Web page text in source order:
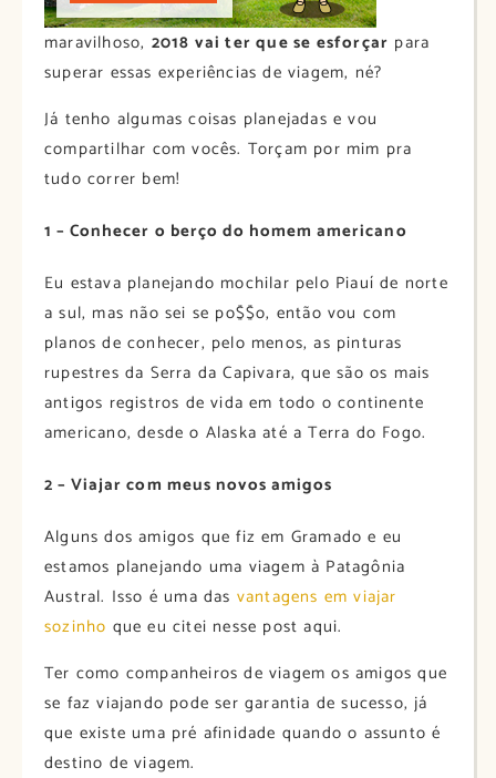
maravilhoso, 2018 vai ter que se esforçar para
superar essas experiências de viagem, né?
Já tenho algumas coisas planejadas e vou
compartilhar com vocês. Torçam por mim pra
tudo correr bem!
1 – Conhecer o berço do homem americano
Eu estava planejando mochilar pelo Piauí de norte
a sul, mas não sei se po$$o, então vou com
planos de conhecer, pelo menos, as pinturas
rupestres da Serra da Capivara, que são os mais
antigos registros de vida em todo o continente
americano, desde o Alaska até a Terra do Fogo.
2 – Viajar com meus novos amigos
Alguns dos amigos que fiz em Gramado e eu
estamos planejando uma viagem à Patagônia
Austral. Isso é uma das vantagens em viajar
sozinho que eu citei nesse post aqui.
Ter como companheiros de viagem os amigos que
se faz viajando pode ser garantia de sucesso, já
que existe uma pré afinidade quando o assunto é
destino de viagem.